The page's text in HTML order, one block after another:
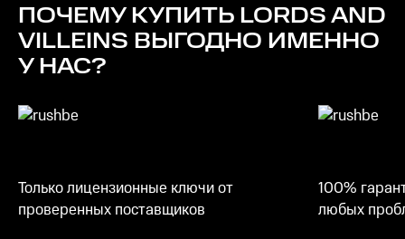
ПОЧЕМУ КУПИТЬ LORDS AND
VILLEINS ВЫГОДНО ИМЕННО
У НАС?
Только лицензионные ключи от
проверенных поставщиков
100%
любых